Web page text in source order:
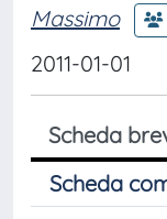
Massimo
2011-01-01
Scheda
Scheda